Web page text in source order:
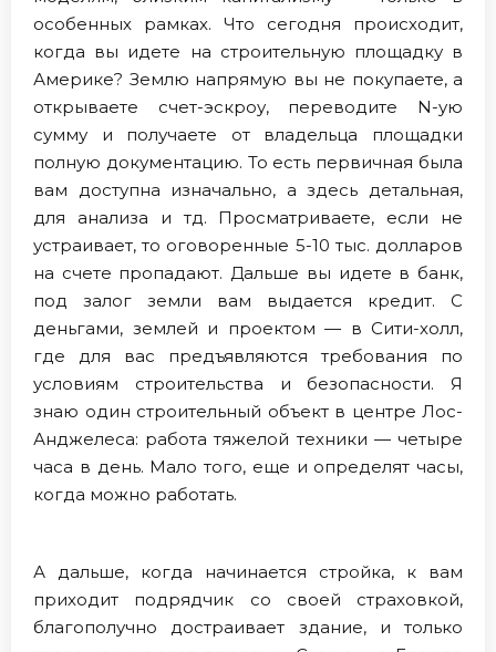
особенных рамках. Что сегодня происходит,
когда вы идете на строительную площадку в
Америке? Землю напрямую вы не покупаете, а
открываете счет-эскроу, переводите N-ую
сумму и получаете от владельца площадки
полную документацию. То есть первичная была
вам доступна изначально, а здесь детальная,
для анализа и тд. Просматриваете, если не
устраивает, то оговоренные 5-10 тыс. долларов
на счете пропадают. Дальше вы идете в банк,
под залог земли вам выдается кредит. С
деньгами, землей и проектом — в Сити-холл,
где для вас предъявляются требования по
условиям строительства и безопасности. Я
знаю один строительный объект в центре Лос-
Анджелеса: работа тяжелой техники — четыре
часа в день. Мало того, еще и определят часы,
когда можно работать.
А дальше, когда начинается стройка, к вам
приходит подрядчик со своей страховкой,
благополучно достраивает здание, и только